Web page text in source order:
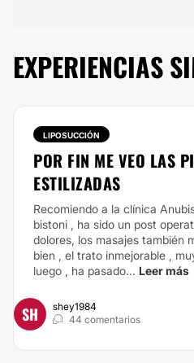
EXPERIENCIAS
LIPOSUCCIÓN
POR FIN ME VEO LAS
ESTILIZADAS
Recomiendo a la clínica
bistoni , ha sido un post
dolores, los masajes también
bien , el trato inmejorable ,
luego , ha pasado... Leer más
SH
shey1984
44 comentarios